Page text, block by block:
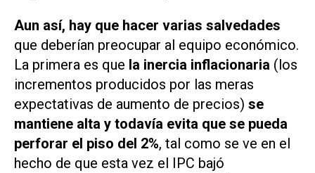
Aun así, hay que hacer varias salvedades
que deberían preocupar al equipo económico.
La primera es que la inercia inflacionaria (los
incrementos producidos por las meras
expectativas de aumento de precios) se
mantiene alta y todavía evita que se pueda
perforar el piso del 2%, tal como se ve en el
hecho de que esta vez el IPC bajó